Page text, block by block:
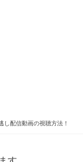
し配信動画の視聴方法！